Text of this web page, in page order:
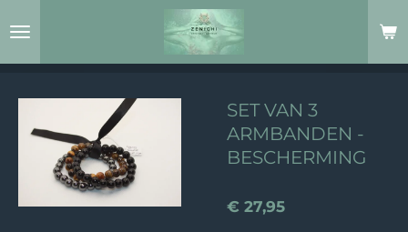
direct
hoofdinhoud
SET VAN 3
ARMBANDEN -
BESCHERMING
€ 27,95